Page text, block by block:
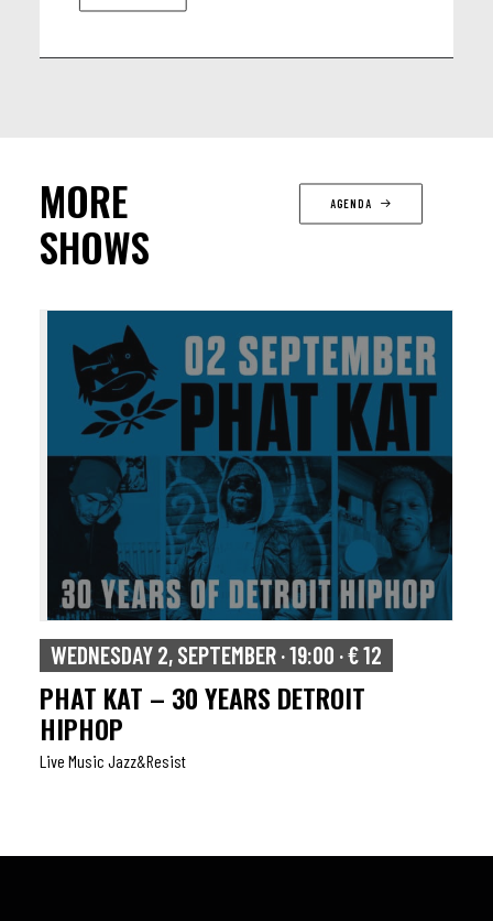
MORE
SHOWS
AGENDA
WEDNESDAY 2, SEPTEMBER · 19:00 · € 12
PHAT KAT – 30 YEARS DETROIT
HIPHOP
Live Music Jazz&resist